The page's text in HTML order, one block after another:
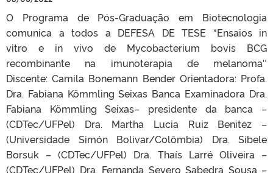
O Programa de Pós-Graduação em Biotecnologia
comunica a todos a DEFESA DE TESE “Ensaios in
vitro e in vivo de Mycobacterium bovis BCG
recombinante na imunoterapia de melanoma″
Discente: Camila Bonemann Bender Orientadora: Profa.
Dra. Fabiana Kömmling Seixas Banca Examinadora Dra.
Fabiana Kömmling Seixas– presidente da banca –
(CDTec/UFPel) Dra. Martha Lucia Ruiz Benitez –
(Universidade Simón Bolivar/Colômbia) Dra. Sibele
Borsuk – (CDTec/UFPel) Dra. Thaís Larré Oliveira –
(CDTec/UFPel) Dra. Fernanda Severo Sabedra Sousa –